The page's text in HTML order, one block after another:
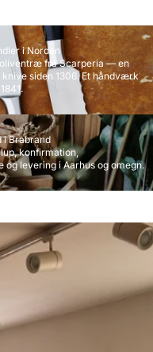
i Norden
fra Scarperia — en
siden 1306. Et håndværk
Brabrand
konfirmation,
og levering i Aarhus og omegn.